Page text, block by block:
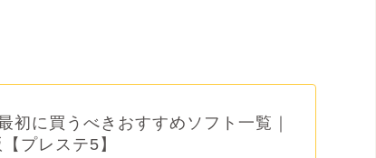
初に買うべきおすすめソフト一覧｜
プレステ5】